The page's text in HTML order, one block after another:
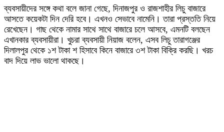
ব্যবসায়ীদের সঙ্গে কথা বলে জানা গেছে, দিনাজপুর ও রাজশাহীর লিচু বাজারে
আসতে কয়েকটা দিন দেরি হবে। এখনও সেভাবে নামেনি। তারা প্রস্ততি নিয়ে
রেখেছেন। গাছ থেকে নামার সাথে সাথে বাজারে চলে আসবে, এমনটি বলছেন
এখানকার ব্যবসায়ীরা। খুচরা ব্যবসায়ী নিয়াজ বলেন, এসব লিচু তারাগঞ্জের
দিলালপুর থেকে ১শ টাকা শ হিসাবে কিনে বাজারে ৩শ টাকা বিক্রি করছি। খরচ
বাদ দিয়ে লাভ ভালো থাকছে।